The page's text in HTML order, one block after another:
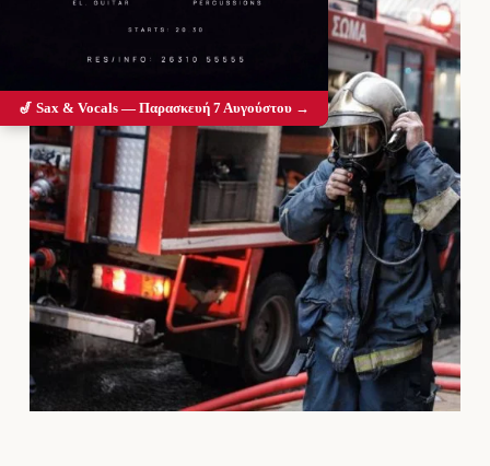
🎷 Sax & Vocals — Παρασκευή 7 Αυγούστου →